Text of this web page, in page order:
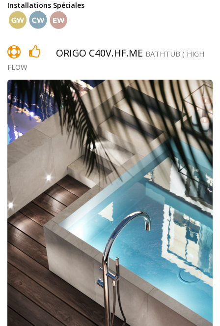
robinet
temporisé
pomme
de
douche
aérateur
tête
pour
robinets
Alimentation
Installations Spéciales
ORIGO C40V.HF.ME BATHTUB ( HIGH
FLOW